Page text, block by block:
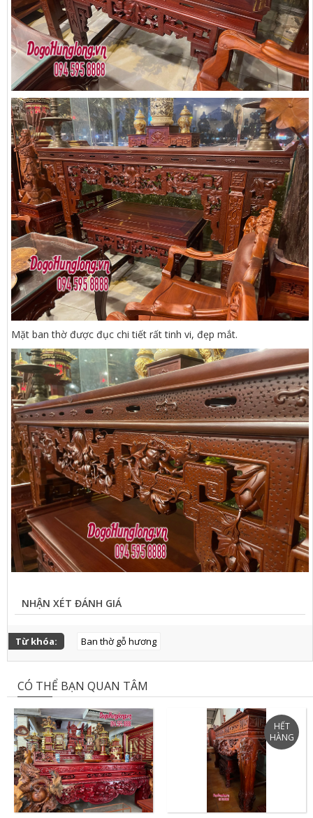
Mặt ban thờ được đục chi tiết rất tinh vi, đẹp mắt.
NHẬN XÉT ĐÁNH GIÁ
Từ khóa: Ban thờ gỗ hương
CÓ THỂ BẠN QUAN TÂM